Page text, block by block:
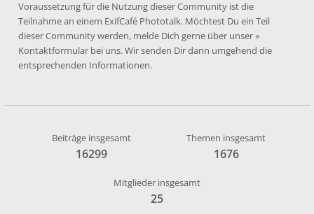
Voraussetzung für die Nutzung dieser Community ist die
Teilnahme an einem ExifCafé Phototalk. Möchtest Du ein Teil
dieser Community werden, melde Dich gerne über unser»
Kontaktformular bei uns. Wir senden Dir dann umgehend die
entsprechenden Informationen.
Beiträge insgesamt
16299
Themen insgesamt
1676
Mitglieder insgesamt
25